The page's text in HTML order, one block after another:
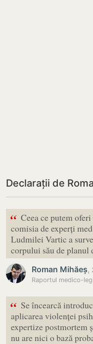
Declarații de
“ Ceea ce putem
comisia de experți
Ludmilei Vartic a
corpului său de
Roman Mihăeș,
“ Se încearcă
aplicarea violenței
expertize postmortem
nu are nici o bază